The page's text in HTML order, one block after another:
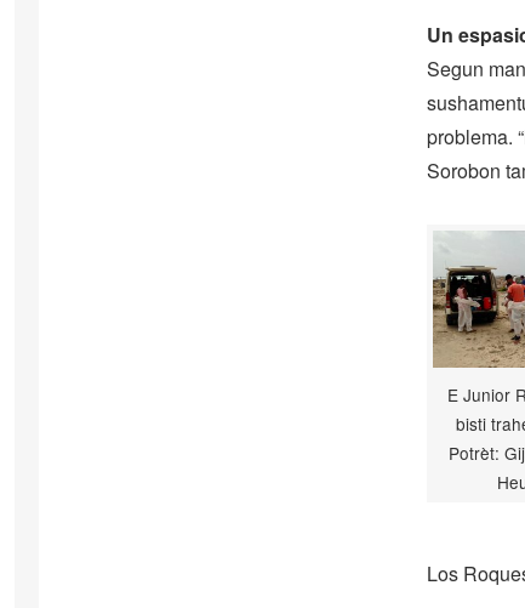
Un
Segun
problema.
Sorobon
E Junior
bisti
Potrèt:
Los